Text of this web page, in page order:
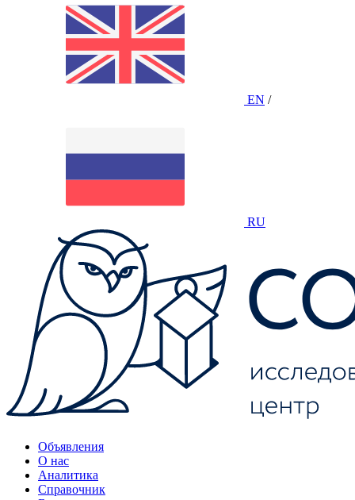
EN /
RU
Объявления
О нас
Аналитика
Справочник